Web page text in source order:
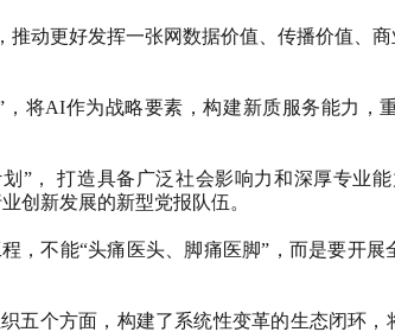
推动更好发挥一张网数据价值、传播价值、
，将AI作为战略要素，构建新质服务能力，
”， 打造具备广泛社会影响力和深厚专业
创新发展的新型党报队伍。
，不能“头痛医头、脚痛医脚”，而是要开展
五个方面，构建了系统性变革的生态闭环，